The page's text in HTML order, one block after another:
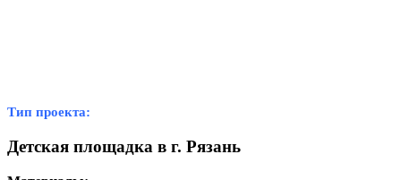
Тип проекта:
Детская площадка в г. Рязань